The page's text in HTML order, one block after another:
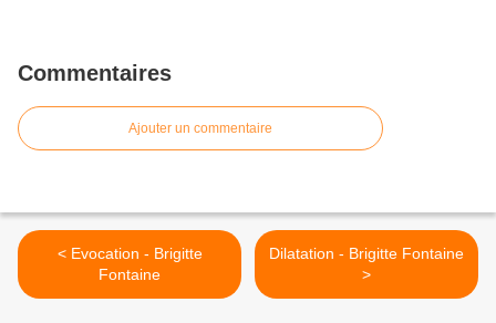
Commentaires
Ajouter un commentaire
< Evocation - Brigitte
Fontaine
Dilatation - Brigitte Fontaine
>